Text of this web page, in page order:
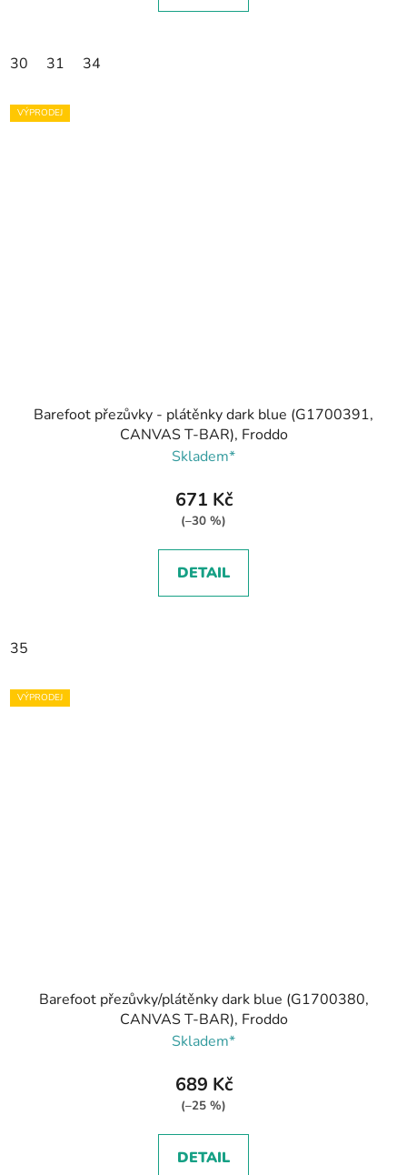
30 31 34
VÝPRODEJ
Barefoot přezůvky - plátěnky dark blue (G1700391,
CANVAS T-BAR), Froddo
Skladem*
671 Kč
(–30 %)
DETAIL
35
VÝPRODEJ
Barefoot přezůvky/plátěnky dark blue (G1700380,
CANVAS T-BAR), Froddo
Skladem*
689 Kč
(–25 %)
DETAIL